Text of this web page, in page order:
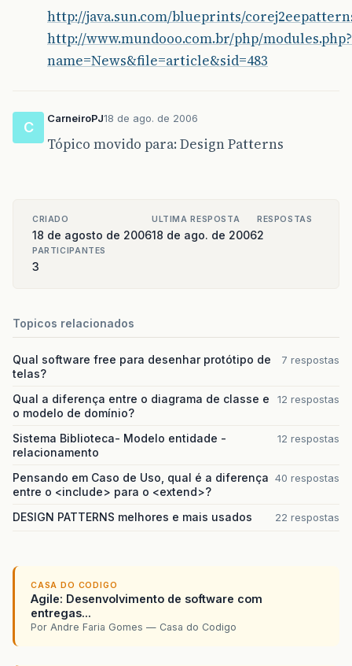
http://java.sun.com/blueprints/
http://www.mundooo.com.br/php/modules.php?
name=News&file=article&sid=483
C
CarneiroPJ18 de ago. de 2006
Tópico movido para: Design Patterns
CRIADO
18 de agosto de 2006
ULTIMA RESPOSTA
18 de ago. de 2006
RESPOSTAS
2
PARTICIPANTES
3
Topicos relacionados
Qual software free para desenhar protótipo de
telas?
7 respostas
Qual a diferença entre o diagrama de classe e
o modelo de domínio?
12 respostas
Sistema Biblioteca- Modelo entidade -
relacionamento
12 respostas
Pensando em Caso de Uso, qual é a diferença
entre o <include> para o <extend>?
40 respostas
DESIGN PATTERNS melhores e mais usados 22 respostas
CASA DO CODIGO
Agile: Desenvolvimento de software com
entregas...
Por Andre Faria Gomes — Casa do Codigo